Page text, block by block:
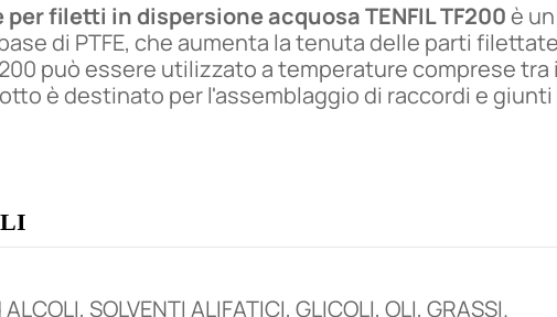
filetti in dispersione acquosa TENFIL TF200è
di PTFE, che aumenta la tenuta delle parti
può essere utilizzato a temperature comprese tra i
è destinato per l'assemblaggio di raccordi e
SOLVENTI ALIFATICI, GLICOLI, OLI, GRASSI.